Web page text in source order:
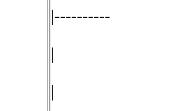
|----------
|
|